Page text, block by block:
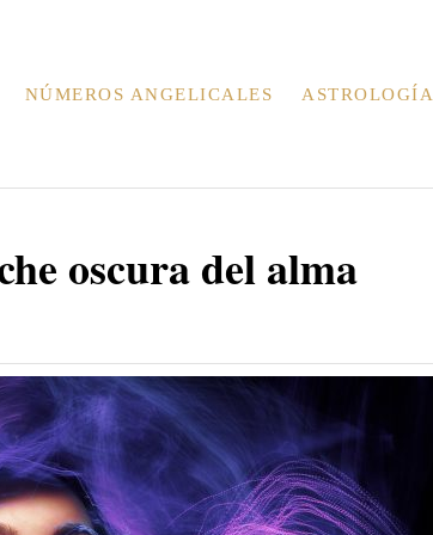
NÚMEROS ANGELICALES ASTROLOGÍA
oscura del alma